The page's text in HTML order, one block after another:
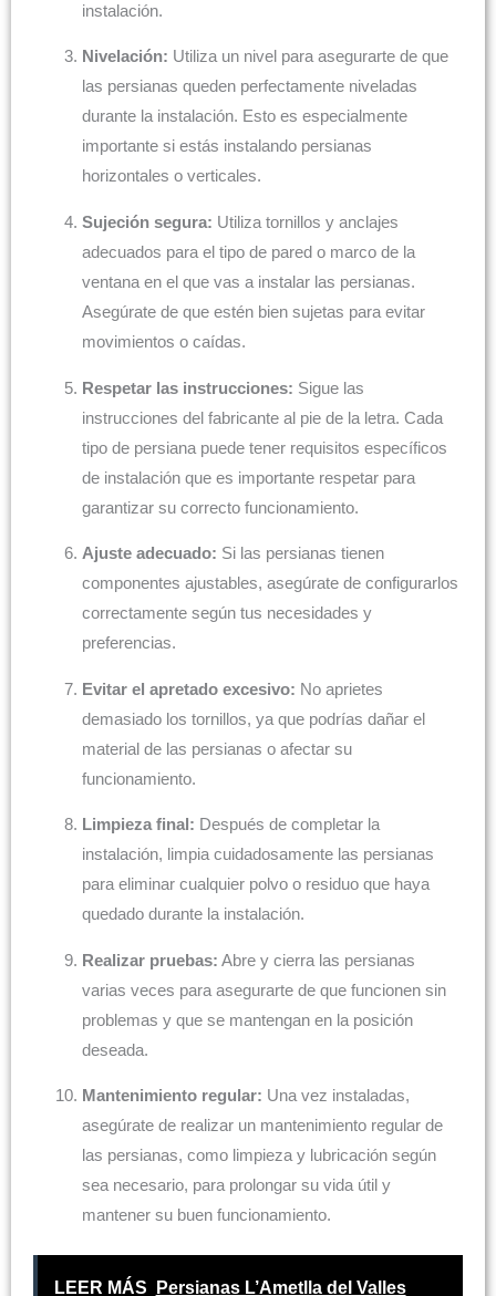
instalación.
Nivelación: Utiliza un nivel para asegurarte de que
las persianas queden perfectamente niveladas
durante la instalación. Esto es especialmente
importante si estás instalando persianas
horizontales o verticales.
Sujeción segura: Utiliza tornillos y anclajes
adecuados para el tipo de pared o marco de la
ventana en el que vas a instalar las persianas.
Asegúrate de que estén bien sujetas para evitar
movimientos o caídas.
Respetar las instrucciones: Sigue las
instrucciones del fabricante al pie de la letra. Cada
tipo de persiana puede tener requisitos específicos
de instalación que es importante respetar para
garantizar su correcto funcionamiento.
Ajuste adecuado: Si las persianas tienen
componentes ajustables, asegúrate de configurarlos
correctamente según tus necesidades y
preferencias.
Evitar el apretado excesivo: No aprietes
demasiado los tornillos, ya que podrías dañar el
material de las persianas o afectar su
funcionamiento.
Limpieza final: Después de completar la
instalación, limpia cuidadosamente las persianas
para eliminar cualquier polvo o residuo que haya
quedado durante la instalación.
Realizar pruebas: Abre y cierra las persianas
varias veces para asegurarte de que funcionen sin
problemas y que se mantengan en la posición
deseada.
Mantenimiento regular: Una vez instaladas,
asegúrate de realizar un mantenimiento regular de
las persianas, como limpieza y lubricación según
sea necesario, para prolongar su vida útil y
mantener su buen funcionamiento.
LEER MÁS
Persianas L’Ametlla del Valles